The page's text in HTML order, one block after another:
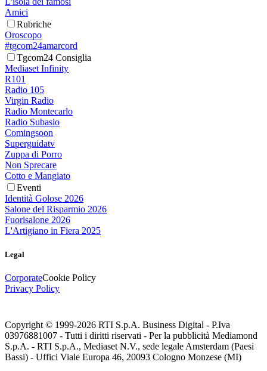
Amici
Rubriche
Oroscopo
#tgcom24amarcord
Tgcom24 Consiglia
Mediaset Infinity
R101
Radio 105
Virgin Radio
Radio Montecarlo
Radio Subasio
Comingsoon
Superguidatv
Zuppa di Porro
Non Sprecare
Cotto e Mangiato
Eventi
Identità Golose 2026
Salone del Risparmio 2026
Fuorisalone 2026
L'Artigiano in Fiera 2025
Legal
CorporateCookie Policy
Privacy Policy
Copyright © 1999-2026 RTI S.p.A. Business Digital - P.Iva
03976881007 - Tutti i diritti riservati - Per la pubblicità Mediamond
S.p.A. - RTI S.p.A., Mediaset N.V., sede legale Amsterdam (Paesi
Bassi) - Uffici Viale Europa 46, 20093 Cologno Monzese (MI)